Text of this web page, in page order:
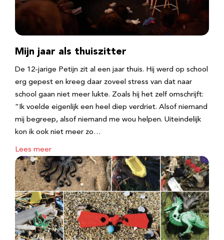
Mijn jaar als thuiszitter
De 12-jarige Petijn zit al een jaar thuis. Hij werd op school
erg gepest en kreeg daar zoveel stress van dat naar
school gaan niet meer lukte. Zoals hij het zelf omschrijft:
“Ik voelde eigenlijk een heel diep verdriet. Alsof niemand
mij begreep, alsof niemand me wou helpen. Uiteindelijk
kon ik ook niet meer zo…
Lees meer